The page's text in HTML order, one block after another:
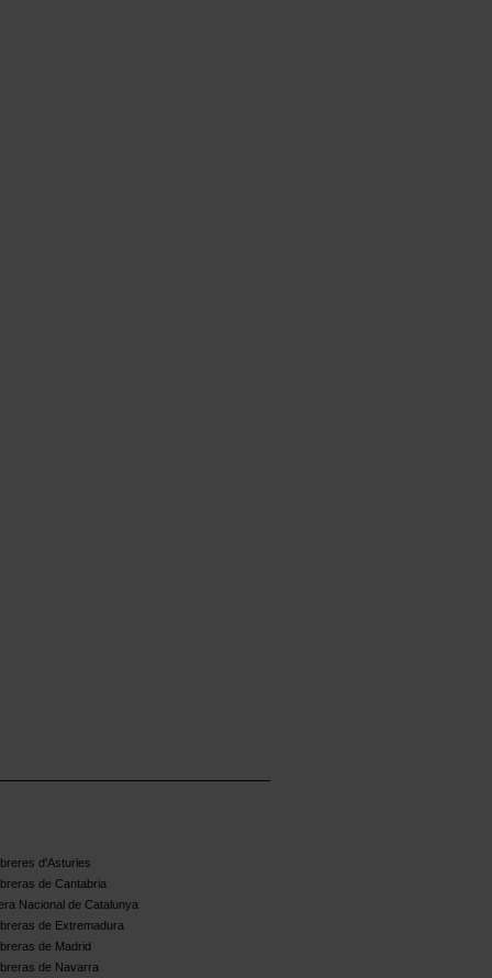
d'Asturies
de Cantabria
Nacional de Catalunya
de Extremadura
de Madrid
de Navarra